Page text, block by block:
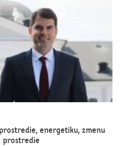
energetiku, zmenu
prostredie